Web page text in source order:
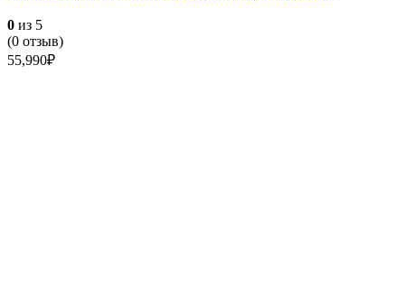
0 из 5
(0 отзыв)
55,990₽